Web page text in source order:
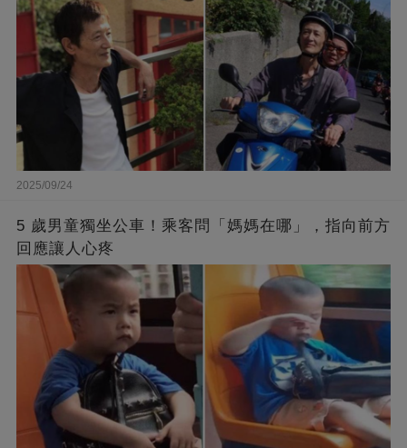
2025/09/24
5 歲男童獨坐公車！乘客問「媽媽在哪」，指向前方
回應讓人心疼